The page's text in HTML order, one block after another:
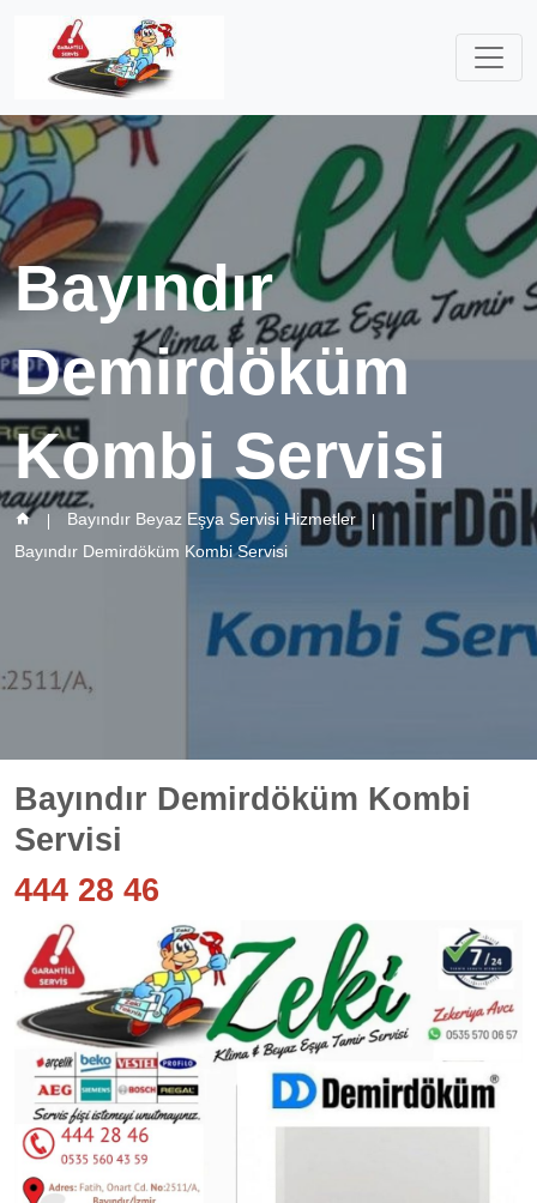
Bayındır
Demirdöküm
Kombi Servisi
Bayındır Beyaz Eşya Servisi Hizmetler
Bayındır Demirdöküm Kombi Servisi
Bayındır Demirdöküm Kombi
Servisi
444 28 46